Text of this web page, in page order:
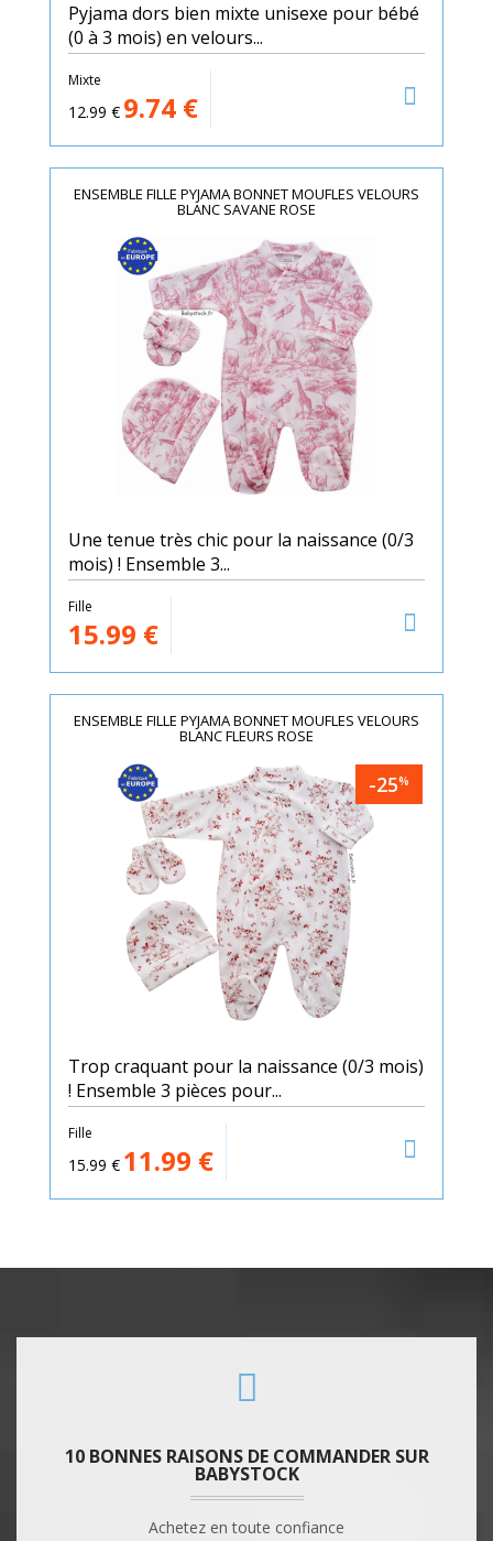
Pyjama dors bien mixte unisexe pour bébé
(0 à 3 mois) en velours...
Mixte
12.99 € 9.74 €
ENSEMBLE FILLE PYJAMA BONNET MOUFLES VELOURS
BLANC SAVANE ROSE
Une tenue très chic pour la naissance (0/3
mois) ! Ensemble 3...
Fille
15.99 €
ENSEMBLE FILLE PYJAMA BONNET MOUFLES VELOURS
BLANC FLEURS ROSE
-25%
Trop craquant pour la naissance (0/3 mois)
! Ensemble 3 pièces pour...
Fille
15.99 € 11.99 €
10 BONNES RAISONS DE COMMANDER SUR
BABYSTOCK
Achetez en toute confiance